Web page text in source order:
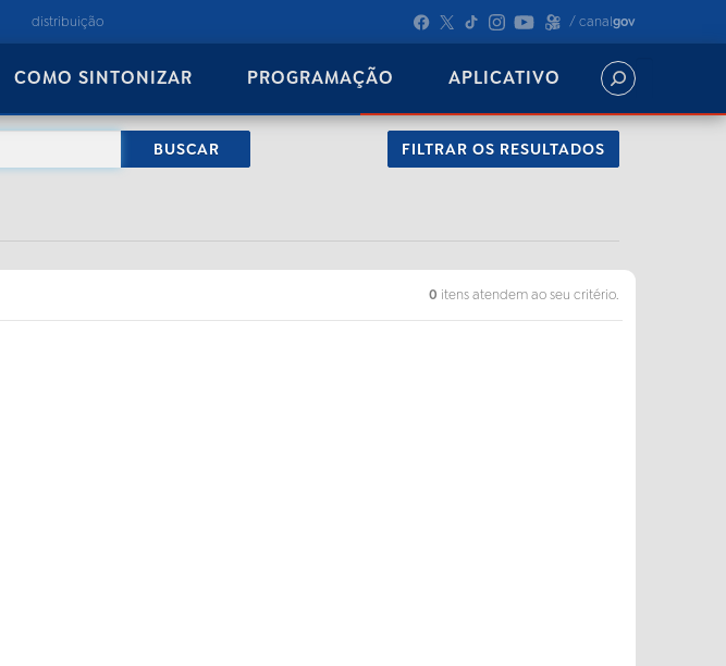
distribuição / canalgov
COMO SINTONIZAR PROGRAMAÇÃO APLICATIVO
FILTRAR OS RESULTADOS
0 itens atendem ao seu critério.